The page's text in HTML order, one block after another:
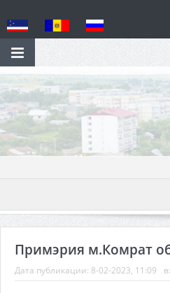
Примэрия м.Комрат
Дата публикации: 8-02-2023, 11:09 в: